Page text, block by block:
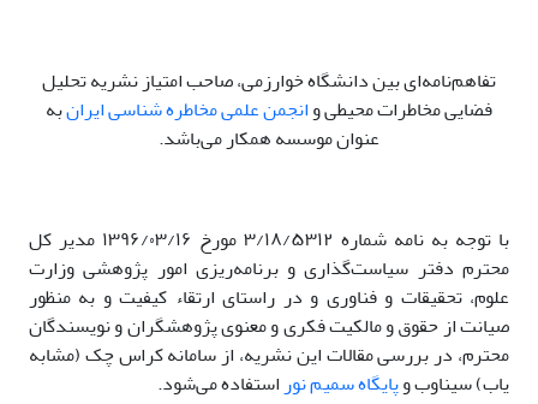
تفاهم‌نامه‌ای بین دانشگاه خوارزمی، صاحب امتیاز نشریه تحلیل
فضایی مخاطرات محیطی وانجمن علمی مخاطره شناسی ایرانبه
عنوان موسسه همکار می‌باشد.
با توجه به نامه شماره ۳/۱۸/۵۳۱۲ مورخ ۱۳۹۶/۰۳/۱۶ مدیر کل
محترم دفتر سیاست‌گذاری و برنامه‌ریزی امور پژوهشی وزارت
علوم، تحقیقات و فناوری و در راستای ارتقاء کیفیت و به منظور
صیانت از حقوق و مالکیت فکری و معنوی پژوهشگران و نویسندگان
محترم، در بررسی مقالات این نشریه، از سامانه کراس چک (مشابه
یاب) سیناوب وپایگاه سمیم نور استفاده می‌شود.